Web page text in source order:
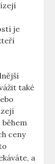
je
také
ceny
a